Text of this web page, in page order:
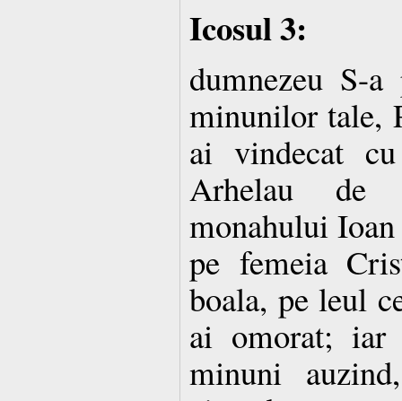
Icosul 3:
dumnezeu S-
minunilor tale,
ai vindecat
Arhelau
monahului
pe femeia
boala, pe leul
ai omorat; iar
minuni